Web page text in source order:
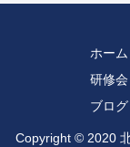
ホーム
研修会
ブログ
Copyright © 2020